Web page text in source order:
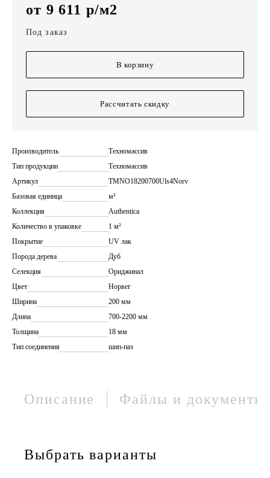
от 9 611 р/м2
Под заказ
В корзину
Рассчитать скидку
Производитель
Техномассив
Тип продукции
Техномассив
Артикул
TMNO18200700Uls4Norv
Базовая единица
м²
Коллекция
Authentica
Количество в упаковке
1 м²
Покрытие
UV лак
Порода дерева
Дуб
Селекция
Ориджинал
Цвет
Норвег
Ширина
200 мм
Длина
700-2200 мм
Толщина
18 мм
Тип соединения
шип-паз
Описание Файлы и документы
Выбрать варианты